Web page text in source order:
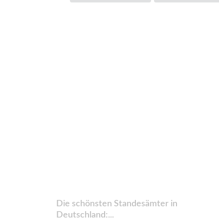
Die schönsten Standesämter in
Deutschland:...